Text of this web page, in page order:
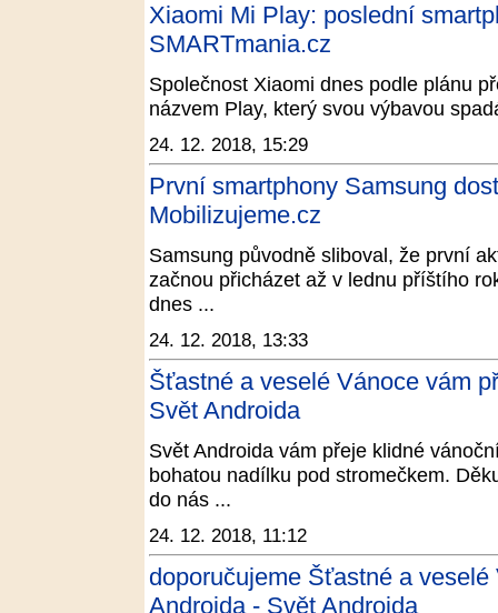
Xiaomi Mi Play: poslední
SMARTmania.cz
Společnost Xiaomi dnes podle plánu
názvem Play, který svou výbavou
24. 12. 2018, 15:29
První smartphony Samsung
Mobilizujeme.cz
Samsung původně sliboval, že první
začnou přicházet až v lednu příštího
dnes ...
24. 12. 2018, 13:33
Šťastné a veselé Vánoce vám
Svět Androida
Svět Androida vám přeje klidné
bohatou nadílku pod stromečkem.
do nás ...
24. 12. 2018, 11:12
doporučujeme Šťastné a
Androida - Svět Androida